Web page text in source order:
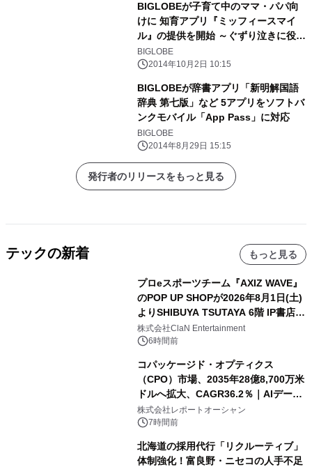
BIGLOBEが子育て中のママ・パパ向
けに 知育アプリ『ミッフィースマイ
ル』の提供を開始 ～ぐずり泣きに役立
つコンテンツや右脳を活性化するゲー
ムを収録～
BIGLOBE
2014年10月2日 10:15
BIGLOBEが辞書アプリ「新明解国語
辞典 第七版」など 5アプリをソフトバ
ンクモバイル「App Pass」に対応
BIGLOBE
2014年8月29日 15:15
発行者のリリースをもっと見る
テックの新着 もっと見る
プロeスポーツチーム『AXIZ WAVE』
のPOP UP SHOPが2026年8月1日(土)
よりSHIBUYA TSUTAYA 6階 IP書店で
開催決定！！
株式会社ClaN Entertainment
6時間前
コパッケージド・オプティクス
（CPO）市場、2035年28億8,700万米
ドルへ拡大、CAGR36.2％｜AIデータ
センター・高速光通信需要が成長を加
速
株式会社レポートオーシャン
7時間前
北海道の採用代行「リクルーティブ」
体制強化！富良野・ニセコの人手不足